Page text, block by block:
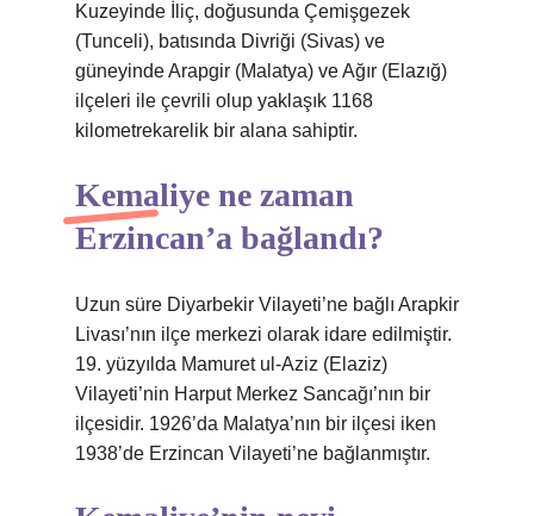
Kuzeyinde İliç, doğusunda Çemişgezek
(Tunceli), batısında Divriği (Sivas) ve
güneyinde Arapgir (Malatya) ve Ağır (Elazığ)
ilçeleri ile çevrili olup yaklaşık 1168
kilometrekarelik bir alana sahiptir.
Kemaliye ne zaman
Erzincan’a bağlandı?
Uzun süre Diyarbekir Vilayeti’ne bağlı Arapkir
Livası’nın ilçe merkezi olarak idare edilmiştir.
19. yüzyılda Mamuret ul-Aziz (Elaziz)
Vilayeti’nin Harput Merkez Sancağı’nın bir
ilçesidir. 1926’da Malatya’nın bir ilçesi iken
1938’de Erzincan Vilayeti’ne bağlanmıştır.